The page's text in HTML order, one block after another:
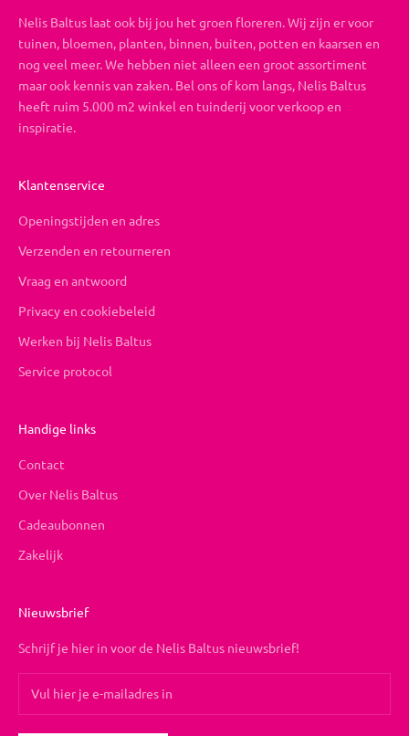
Nelis Baltus laat ook bij jou het groen floreren. Wij zijn er voor
tuinen, bloemen, planten, binnen, buiten, potten en kaarsen en
nog veel meer. We hebben niet alleen een groot assortiment
maar ook kennis van zaken. Bel ons of kom langs, Nelis Baltus
heeft ruim 5.000 m2 winkel en tuinderij voor verkoop en
inspiratie.
Klantenservice
Openingstijden en adres
Verzenden en retourneren
Vraag en antwoord
Privacy en cookiebeleid
Werken bij Nelis Baltus
Service protocol
Handige links
Contact
Over Nelis Baltus
Cadeaubonnen
Zakelijk
Nieuwsbrief
Schrijf je hier in voor de Nelis Baltus nieuwsbrief!